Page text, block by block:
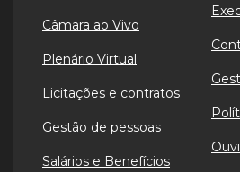
Câmara ao Vivo
Plenário Virtual
Licitações e contratos
Gestão de pessoas
Salários e Benefícios